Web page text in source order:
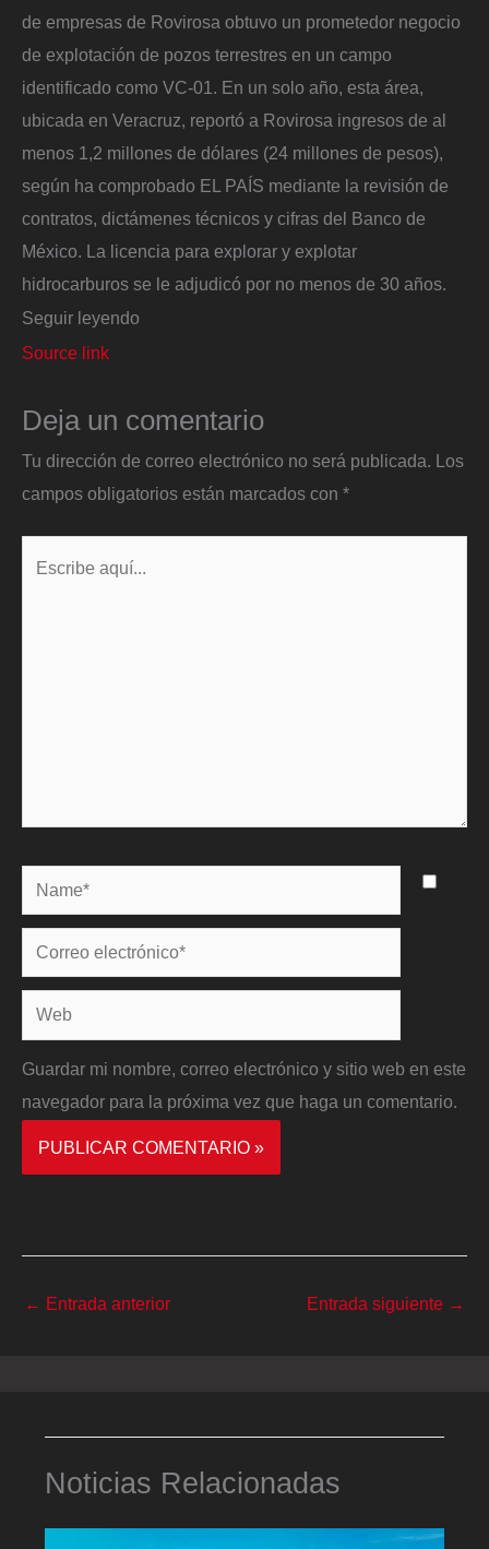
de empresas de Rovirosa obtuvo un prometedor negocio
de explotación de pozos terrestres en un campo
identificado como VC-01. En un solo año, esta área,
ubicada en Veracruz, reportó a Rovirosa ingresos de al
menos 1,2 millones de dólares (24 millones de pesos),
según ha comprobado EL PAÍS mediante la revisión de
contratos, dictámenes técnicos y cifras del Banco de
México. La licencia para explorar y explotar
hidrocarburos se le adjudicó por no menos de 30 años.
Seguir leyendo
Source link
Deja un comentario
Tu dirección de correo electrónico no será publicada. Los
campos obligatorios están marcados con *
Name*
Correo
electrónico*
Web
Guardar mi nombre, correo electrónico y sitio web en este
navegador para la próxima vez que haga un comentario.
← Entrada anterior Entrada siguiente →
Noticias Relacionadas